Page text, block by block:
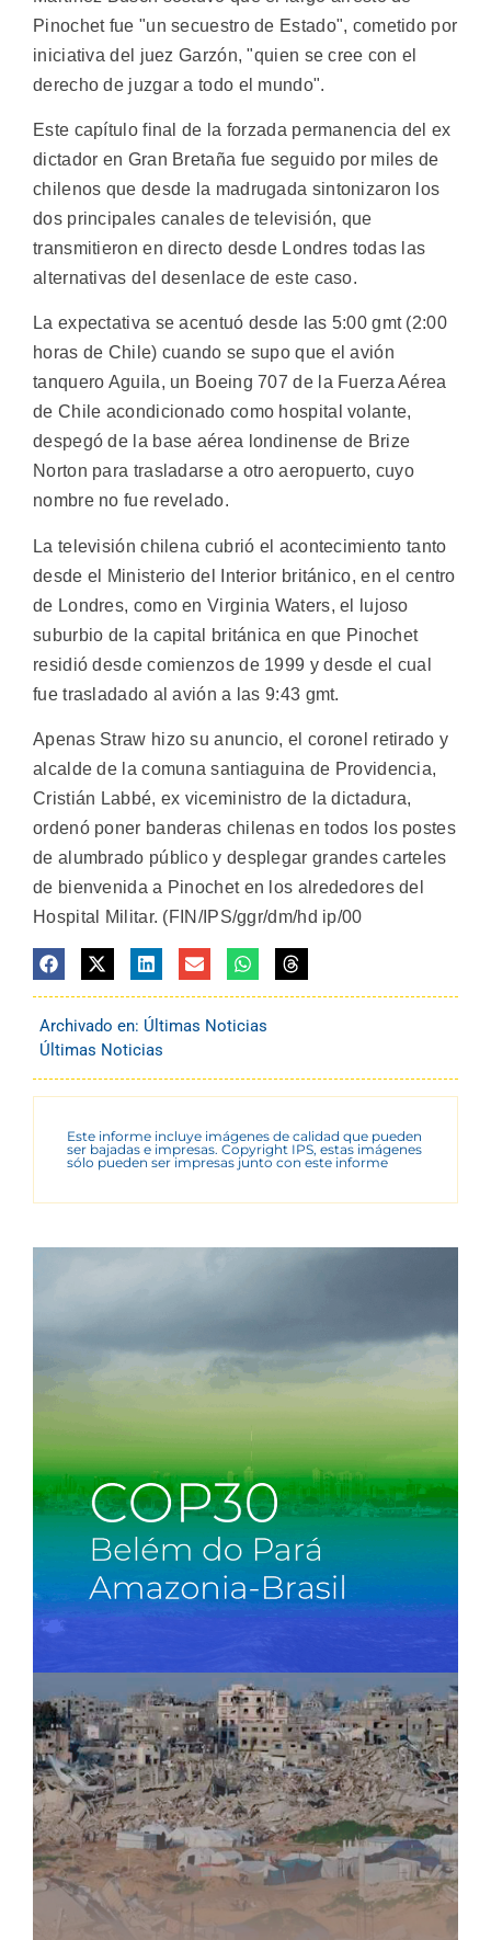
Pinochet fue "un secuestro de Estado", cometido por
iniciativa del juez Garzón, "quien se cree con el
derecho de juzgar a todo el mundo".
Este capítulo final de la forzada permanencia del ex
dictador en Gran Bretaña fue seguido por miles de
chilenos que desde la madrugada sintonizaron los
dos principales canales de televisión, que
transmitieron en directo desde Londres todas las
alternativas del desenlace de este caso.
La expectativa se acentuó desde las 5:00 gmt (2:00
horas de Chile) cuando se supo que el avión
tanquero Aguila, un Boeing 707 de la Fuerza Aérea
de Chile acondicionado como hospital volante,
despegó de la base aérea londinense de Brize
Norton para trasladarse a otro aeropuerto, cuyo
nombre no fue revelado.
La televisión chilena cubrió el acontecimiento tanto
desde el Ministerio del Interior británico, en el centro
de Londres, como en Virginia Waters, el lujoso
suburbio de la capital británica en que Pinochet
residió desde comienzos de 1999 y desde el cual
fue trasladado al avión a las 9:43 gmt.
Apenas Straw hizo su anuncio, el coronel retirado y
alcalde de la comuna santiaguina de Providencia,
Cristián Labbé, ex viceministro de la dictadura,
ordenó poner banderas chilenas en todos los postes
de alumbrado público y desplegar grandes carteles
de bienvenida a Pinochet en los alrededores del
Hospital Militar. (FIN/IPS/ggr/dm/hd ip/00
Archivado en: Últimas Noticias
Últimas Noticias
Este informe incluye imágenes de calidad que pueden
ser bajadas e impresas. Copyright IPS, estas imágenes
sólo pueden ser impresas junto con este informe